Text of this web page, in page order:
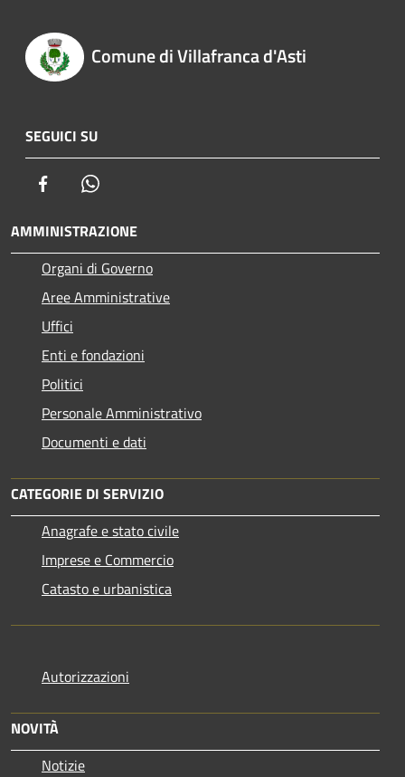
Comune di Villafranca d'Asti
SEGUICI SU
Facebook
AMMINISTRAZIONE
Organi di Governo
Aree Amministrative
Uffici
Enti e fondazioni
Politici
Personale Amministrativo
Documenti e dati
CATEGORIE DI SERVIZIO
Anagrafe e stato civile
Imprese e Commercio
Catasto e urbanistica
Autorizzazioni
NOVITÀ
Notizie